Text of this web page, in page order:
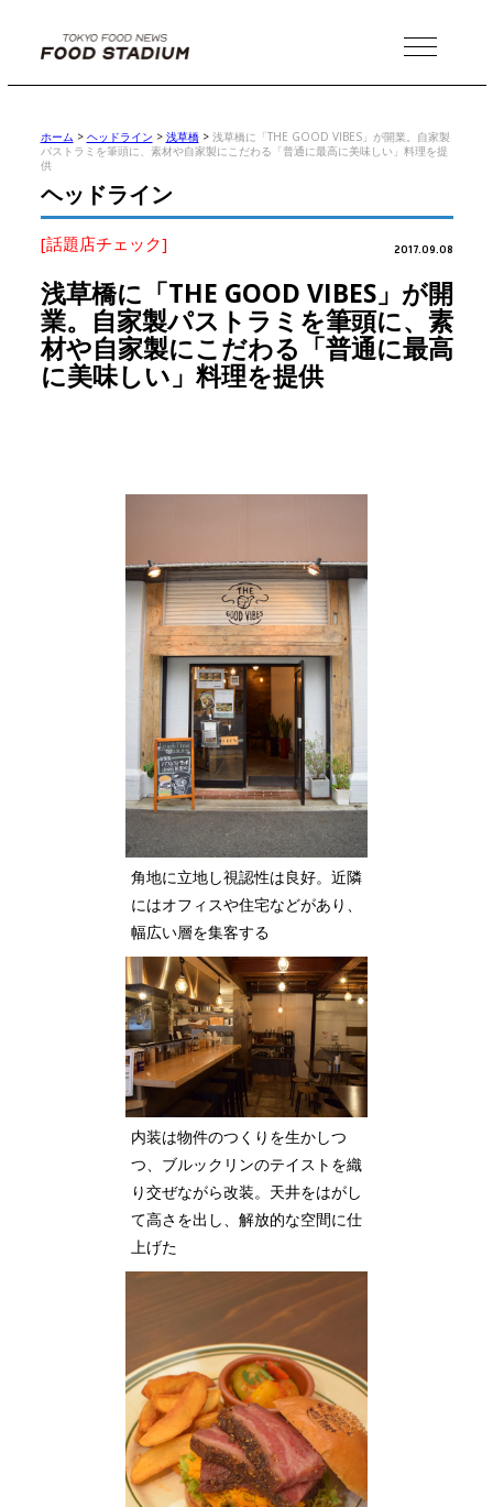
MENU
ホーム > ヘッドライン > 浅草橋> 浅草橋に「THE GOOD VIBES」が開業。自家製
パストラミを筆頭に、素材や自家製にこだわる「普通に最高に美味しい」料理を提
供
ヘッドライン
[話題店チェック] 2017.09.08
浅草橋に「THE GOOD VIBES」が開
業。自家製パストラミを筆頭に、素
材や自家製にこだわる「普通に最高
に美味しい」料理を提供
角地に立地し視認性は良好。近隣
にはオフィスや住宅などがあり、
幅広い層を集客する
内装は物件のつくりを生かしつ
つ、ブルックリンのテイストを織
り交ぜながら改装。天井をはがし
て高さを出し、解放的な空間に仕
上げた